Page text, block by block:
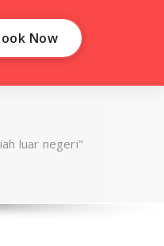
Now
luar negeri"